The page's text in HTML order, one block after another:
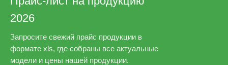
2026
Запросите свежий прайс продукции в
формате xls, где собраны все актуальные
модели и цены нашей продукции.